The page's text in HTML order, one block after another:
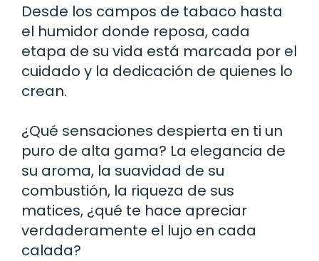
Desde los campos de tabaco hasta
el humidor donde reposa, cada
etapa de su vida está marcada por el
cuidado y la dedicación de quienes lo
crean.
¿Qué sensaciones despierta en ti un
puro de alta gama? La elegancia de
su aroma, la suavidad de su
combustión, la riqueza de sus
matices, ¿qué te hace apreciar
verdaderamente el lujo en cada
calada?